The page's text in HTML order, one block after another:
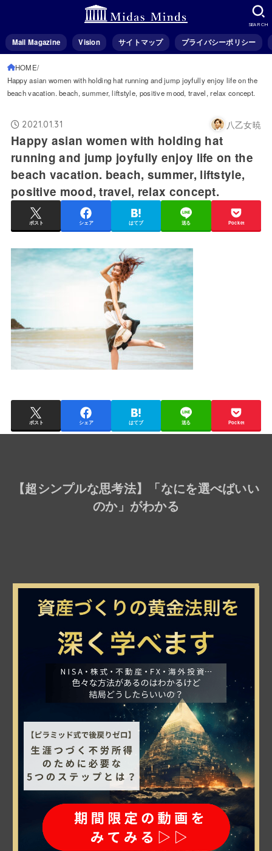
Mail Magazine Vision サイトマップ プライバシーポリシー
SEARCH
HOME
Happy asian women with holding hat running and jump joyfully enjoy life on the
beach vacation. beach, summer, liftstyle, positive mood, travel, relax concept.
2021.01.31 八乙女暁
Happy asian women with holding hat
running and jump joyfully enjoy life on the
beach vacation. beach, summer, liftstyle,
positive mood, travel, relax concept.
ポスト シェア はてブ 送る Pocket
ポスト シェア はてブ 送る Pocket
【超シンプルな思考法】「なにを選べばいい
のか」がわかる